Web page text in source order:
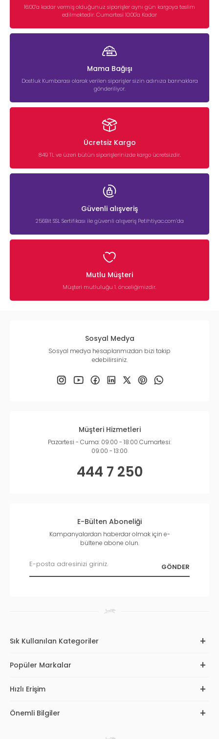
16:00’a kadar vermiş olduğunuz siparişler aynı gün kargoya teslim
edilmektedir. Cumartesi 10:00'a Kadar
Mama Bağışı
Dostluk Kumbarası olarak verilen siparişler sizin adınıza barınaklara
gönderiliyor.
Ücretsiz Kargo
849 TL ve üzeri bütün siparişlerinizde kargo ücretsizdir.
Güvenli alışveriş
256Bit SSL Sertifikası ile güvenli alışveriş Petihtiyac.com’da
Mutlu Müşteri
Müşteri mutluluğu 1. önceliğimizdir.
Sosyal Medya
Sosyal medya hesaplarımızdan bizi takip
edebilirsiniz.
Müşteri Hizmetleri
Pazartesi - Cuma: 09:00 - 18:00 Cumartesi:
09:00 - 13:00
444 7 250
E-Bülten Aboneliği
Kampanyalardan haberdar olmak için e-
bültene abone olun.
Sık Kullanılan Kategoriler
Popüler Markalar
Hızlı Erişim
Önemli Bilgiler